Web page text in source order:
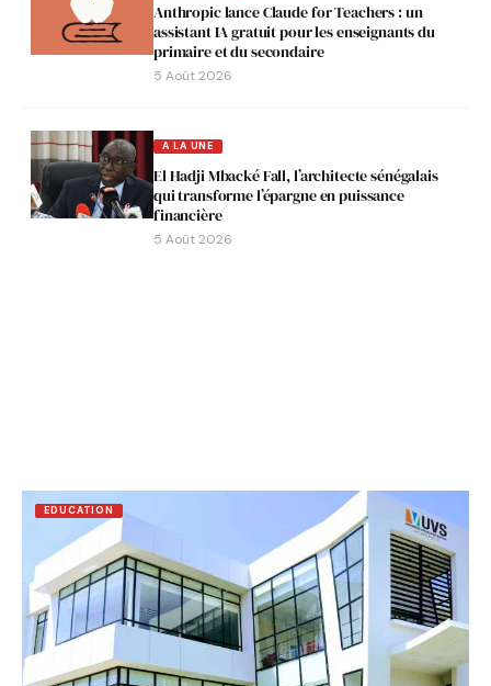
Anthropic lance Claude for Teachers : un
assistant IA gratuit pour les enseignants du
primaire et du secondaire
5 Août 2026
A LA UNE
El Hadji Mbacké Fall, l’architecte sénégalais
qui transforme l’épargne en puissance
financière
5 Août 2026
EDUCATION